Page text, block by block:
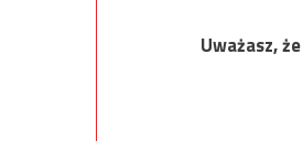
Uważasz,